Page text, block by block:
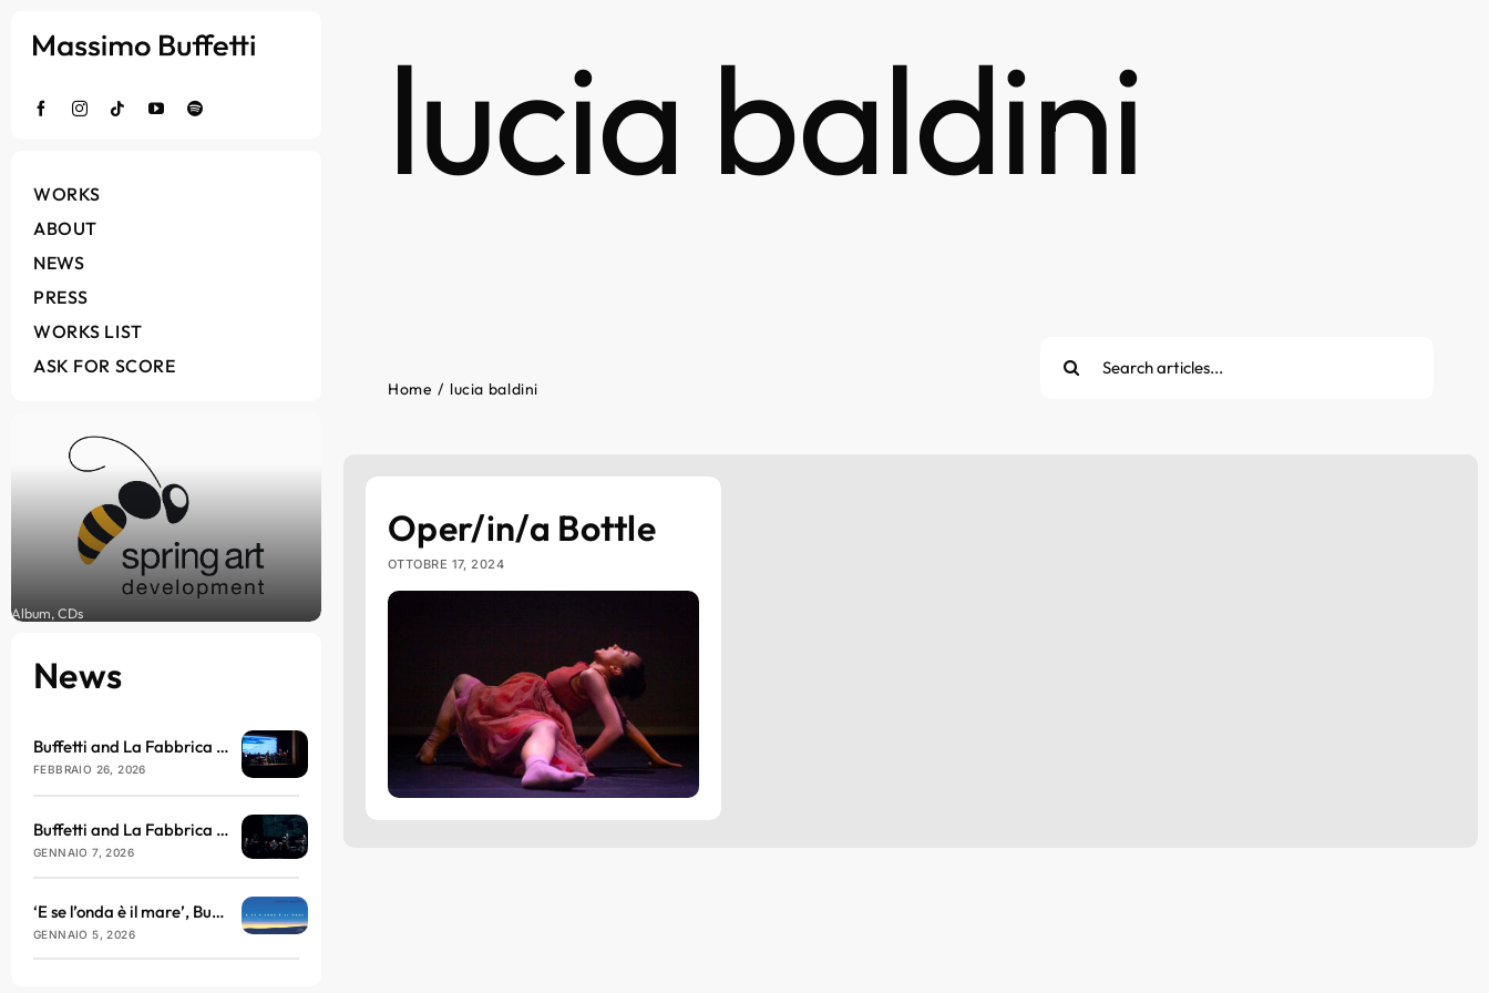
WORKS
ABOUT
NEWS
PRESS
WORKS LIST
ASK FOR SCORE
Album, CDs
News
Buffetti and La Fabbrica del Nulla arrive at the Brillante Theatre in March
FEBBRAIO 26, 2026
Buffetti and La Fabbrica del Nulla will be taking to the stage at the Teatro dell’Antella with ‘E se l’onda è il mare’
GENNAIO 7, 2026
‘E se l’onda è il mare’, Buffetti and La Fabbrica del Nulla return with sound, philosophy and vibration
GENNAIO 5, 2026
lucia baldini
Home lucia baldini
per:
Oper/in/a Bottle
OTTOBRE 17, 2024